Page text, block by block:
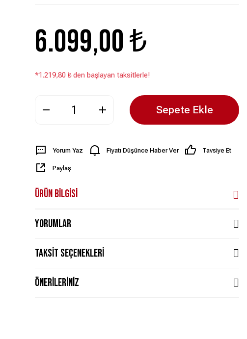
6.099,00 ₺
*1.219,80 ₺ den başlayan taksitlerle!
Sepete Ekle
Yorum Yaz Fiyatı Düşünce Haber Ver Tavsiye Et
Paylaş
Ürün Bilgisi
Yorumlar
Taksit Seçenekleri
Önerileriniz